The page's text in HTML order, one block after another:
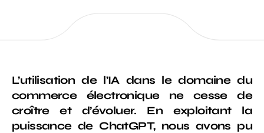
L’utilisation de l’IA dans le domaine du
commerce électronique ne cesse de
croître et d’évoluer. En exploitant la
puissance de ChatGPT, nous avons pu